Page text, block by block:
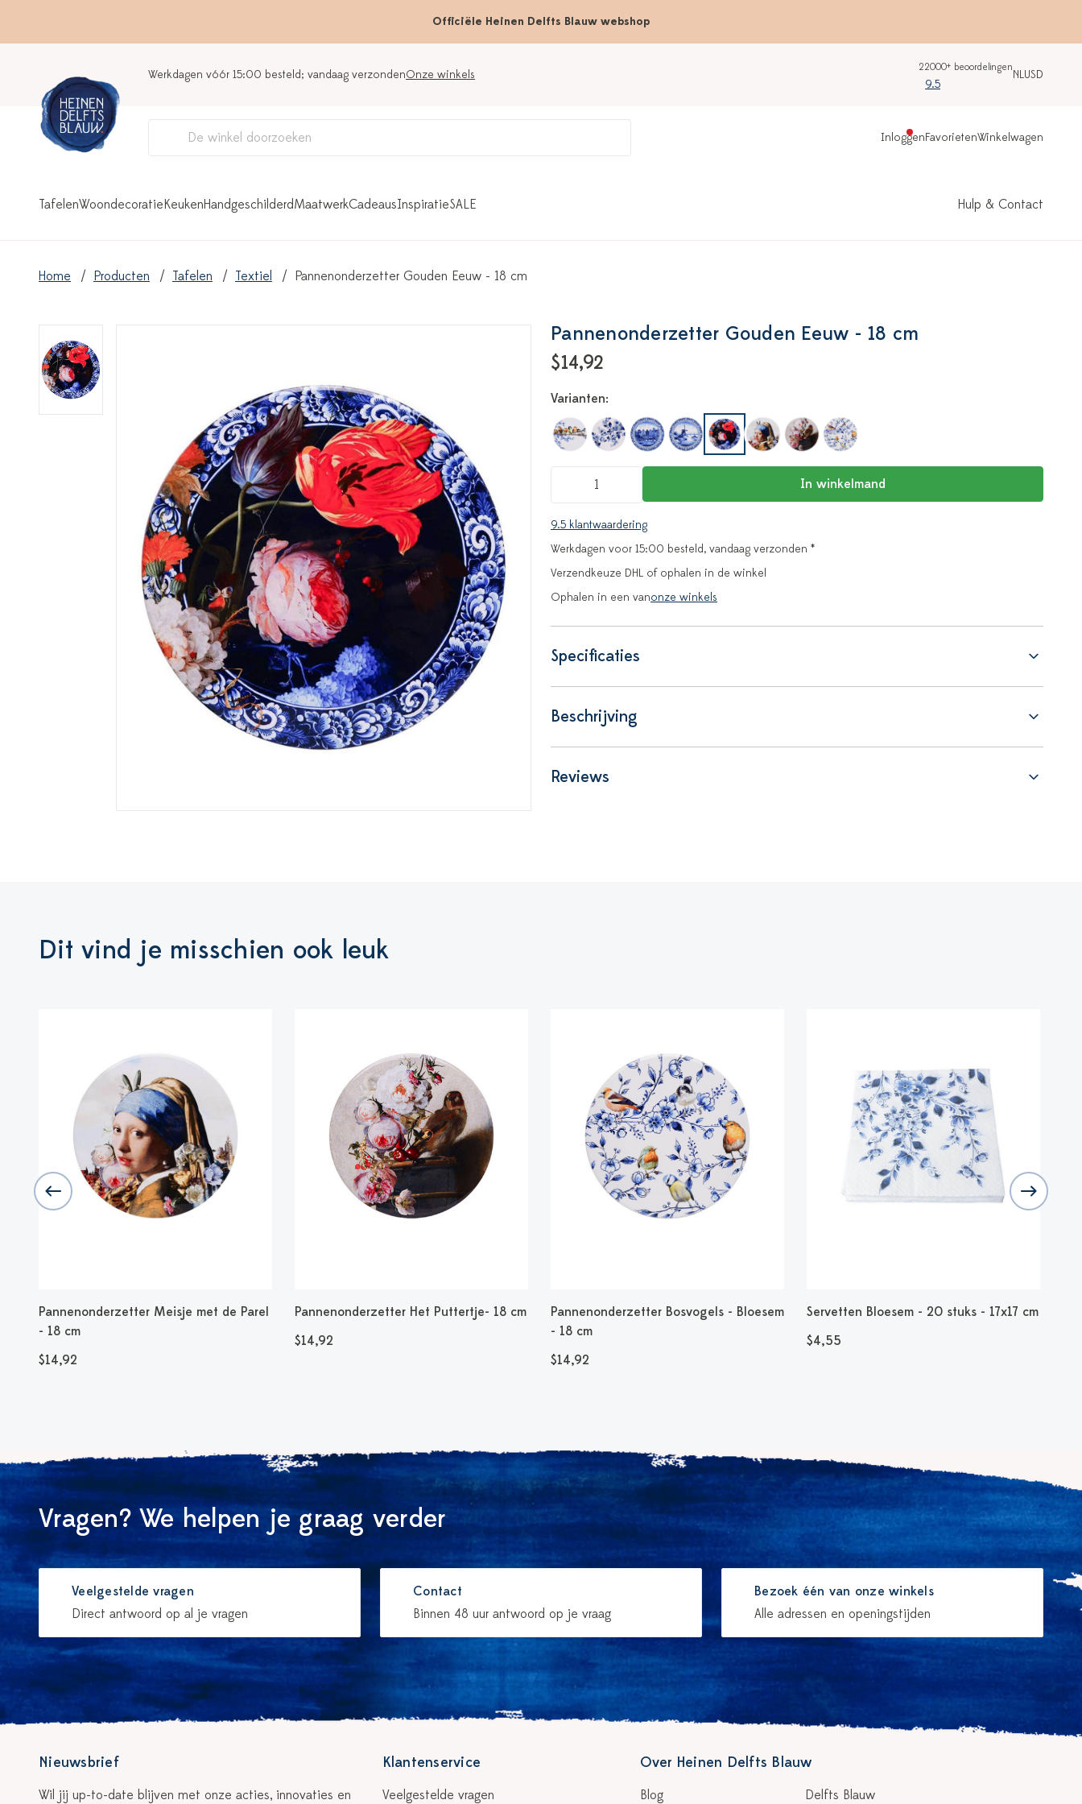
Officiële Heinen Delfts Blauw webshop
Werkdagen vóór 15:00 besteld; vandaag verzondenOnze winkels
22000+ beoordelingen
9.5
NLUSD
InloggenFavorietenWinkelwagen
TafelenWoondecoratieKeukenHandgeschilderdMaatwerkCadeausInspiratieSALE Hulp & Contact
Home Producten Tafelen Textiel Pannenonderzetter Gouden Eeuw - 18 cm
Pannenonderzetter Gouden Eeuw - 18 cm
$14,92
Varianten:
In winkelmand
9.5 klantwaardering
Werkdagen voor 15:00 besteld, vandaag verzonden *
Verzendkeuze DHL of ophalen in de winkel
Ophalen in een vanonze winkels
Specificaties
Beschrijving
Reviews
Dit vind je misschien ook leuk
Pannenonderzetter Meisje met de Parel
- 18 cm
$14,92
Pannenonderzetter Het Puttertje- 18 cm
$14,92
Pannenonderzetter Bosvogels - Bloesem
- 18 cm
$14,92
Servetten Bloesem - 20 stuks - 17x17 cm
$4,55
Vragen? We helpen je graag verder
Veelgestelde vragen
Direct antwoord op al je vragen
Contact
Binnen 48 uur antwoord op je vraag
Bezoek één van onze winkels
Alle adressen en openingstijden
Nieuwsbrief
Wil jij up-to-date blijven met onze acties, innovaties en
Klantenservice
Veelgestelde vragen
Over Heinen Delfts Blauw
Blog Delfts Blauw